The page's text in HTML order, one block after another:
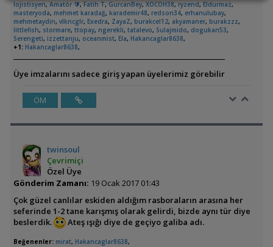
lojistisyen,Amatör 🔰,Fatih T,GurcanBey,XOCOH38,ryzend,Eldurmaz,
masteryoda, mehmet karadağ, karademir48, redson34, erhanulubay,
mehmetaydin, vlkncglr, Exedra, ZayaZ, burakcel12, akyamaner, burakzzz,
littlefish, stormare, ttopay, ngerekli, tatalevo, Sulajmido, dogukan53,
Serengeti, izzettanju, oceanmist, Ela, Hakancaglar8638,
+1: Hakancaglar8638,
Üye imzalarını sadece giriş yapan üyelerimiz görebilir
ÖM
twinsoul
Çevrimiçi
Özel Üye
Gönderim Zamanı: 19 Ocak 2017 01:43
Çok güzel canlılar eskiden aldığım rasboraların arasına her
seferinde 1-2 tane karışmış olarak gelirdi, bizde aynı tür diye
beslerdik.
Ateş ışığı diye de geçiyo galiba adı.
Beğenenler: mirat, Hakancaglar8638,